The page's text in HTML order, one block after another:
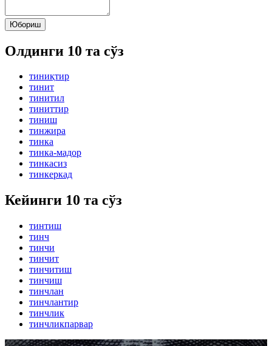
Юбориш
Олдинги 10 та сўз
тиниқтир
тинит
тинитил
тиниттир
тиниш
тинжира
тинка
тинка-мадор
тинкасиз
тинкеркад
Кейинги 10 та сўз
тинтиш
тинч
тинчи
тинчит
тинчитиш
тинчиш
тинчлан
тинчлантир
тинчлик
тинчликпарвар